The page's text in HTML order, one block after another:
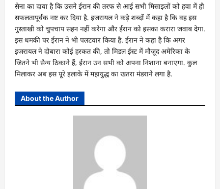
सेना का दावा है कि उसने ईरान की तरफ से आई सभी मिसाइलों को हवा में ही
सफलतापूर्वक नष्ट कर दिया है. इजरायल ने कड़े शब्दों में कहा है कि वह इस
गुस्ताखी को चुपचाप सहन नहीं करेगा और ईरान को इसका करारा जवाब देगा.
इस धमकी पर ईरान ने भी पलटवार किया है. ईरान ने कहा है कि अगर
इजरायल ने दोबारा कोई हरकत की, तो मिडल ईस्ट में मौजूद अमेरिका के
जितने भी सैन्य ठिकाने हैं, ईरान उन सभी को अपना निशाना बनाएगा. कुल
मिलाकर अब इस पूरे इलाके में महायुद्ध का खतरा मंडराने लगा है.
About the Author